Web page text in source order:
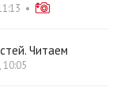
•
Читаем
10:05